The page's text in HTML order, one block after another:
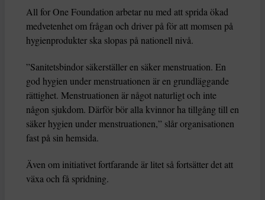
All for One Foundation arbetar nu med att sprida ökad
medvetenhet om frågan och driver på för att momsen på
hygienprodukter ska slopas på nationell nivå.
”Sanitetsbindor säkerställer en säker menstruation. En
god hygien under menstruationen är en grundläggande
rättighet. Menstruationen är något naturligt och inte
någon sjukdom. Därför bör alla kvinnor ha tillgång till en
säker hygien under menstruationen,” slår organisationen
fast på sin hemsida.
Även om initiativet fortfarande är litet så fortsätter det att
växa och få spridning.